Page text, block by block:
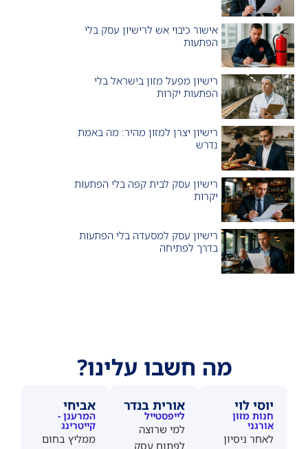
אישור כיבוי אש לרישיון עסק בלי
הפתעות
רישיון מפעל מזון בישראל בלי
הפתעות יקרות
רישיון יצרן למזון מהיר: מה באמת
נדרש
רישיון עסק לבית קפה בלי הפתעות
יקרות
רישיון עסק למסעדה בלי הפתעות
בדרך לפתיחה
מה חשבו עלינו?
יוסי לוי
חנות מזון
אורגני
לאחר ניסיון
אורית בנדר
לייפסטייל
למי שרוצה
לפתוח עסק
אביחי
המרענן -
קייטרינג
ממליץ בחום